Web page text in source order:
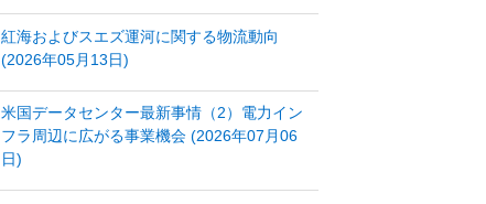
紅海およびスエズ運河に関する物流動向
(2026年05月13日)
米国データセンター最新事情（2）電力イン
フラ周辺に広がる事業機会 (2026年07月06
日)